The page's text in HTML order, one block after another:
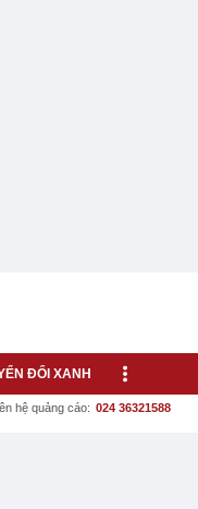
ĐỔI XANH
hệ quảng cáo: 024 36321588